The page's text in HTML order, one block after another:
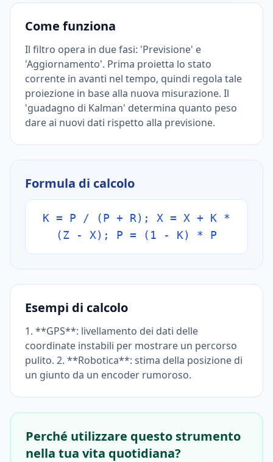
Come funziona
Il filtro opera in due fasi: 'Previsione' e
'Aggiornamento'. Prima proietta lo stato
corrente in avanti nel tempo, quindi regola tale
proiezione in base alla nuova misurazione. Il
'guadagno di Kalman' determina quanto peso
dare ai nuovi dati rispetto alla previsione.
Formula di calcolo
K = P / (P + R); X = X + K *
(Z - X); P = (1 - K) * P
Esempi di calcolo
1. **GPS**: livellamento dei dati delle
coordinate instabili per mostrare un percorso
pulito. 2. **Robotica**: stima della posizione di
un giunto da un encoder rumoroso.
Perché utilizzare questo strumento
nella tua vita quotidiana?